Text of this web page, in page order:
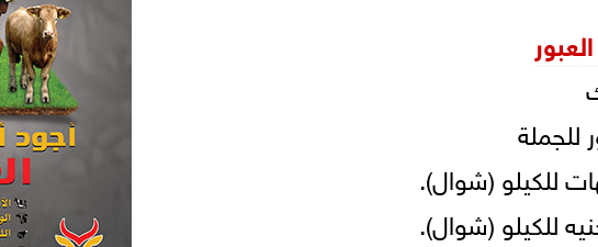
للجملة